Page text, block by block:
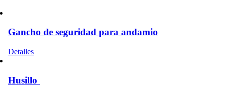
Gancho de seguridad para andamio
Detalles
Husillo